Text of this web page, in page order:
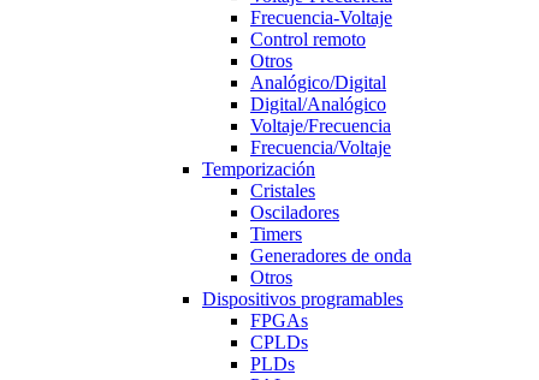
Frecuencia-Voltaje
Control remoto
Otros
Analógico/Digital
Digital/Analógico
Voltaje/Frecuencia
Frecuencia/Voltaje
Temporización
Cristales
Osciladores
Timers
Generadores de onda
Otros
Dispositivos programables
FPGAs
CPLDs
PLDs